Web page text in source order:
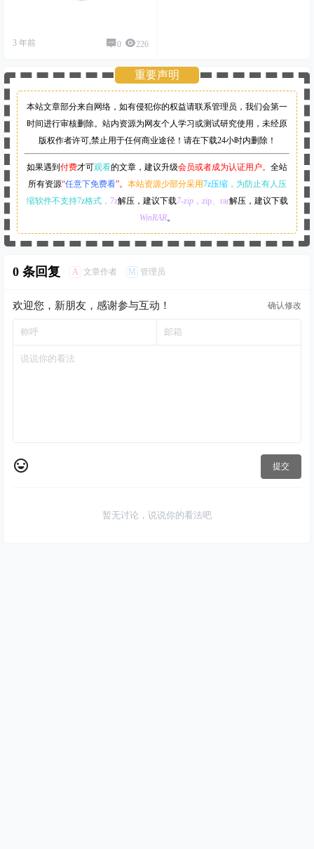
3 年前 0 226
重要声明
本站文章部分来自网络，如有侵犯你的权益请联系管理员， 我们会第一
时间进行审核删除。站内资源为网友个人学习或测试研究使用，未经原
版权作者许可,禁止用于任何商业途径！请在下载24小时内删除！
如果遇到付费才可观看的文章，建议升级会员或者成为认证用户。 全站
所有资源“任意下免费看”。 本站资源少部分采用7z压缩， 为防止有人压
缩软件不支持7z格式，7z解压，建议下载7-zip，zip、rar解压，建议下载
WinRAR。
0 条回复 A 文章作者 M 管理员
欢迎您，新朋友，感谢参与互动！ 确认修改
提交
暂无讨论，说说你的看法吧